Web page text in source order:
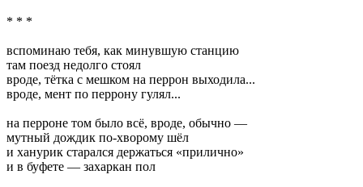
* * *
вспоминаю тебя, как минувшую станцию
там поезд недолго стоял
вроде, тётка с мешком на перрон выходила...
вроде, мент по перрону гулял...
на перроне том было всё, вроде, обычно —
мутный дождик по-хворому шёл
и ханурик старался держаться «прилично»
и в буфете — захаркан пол